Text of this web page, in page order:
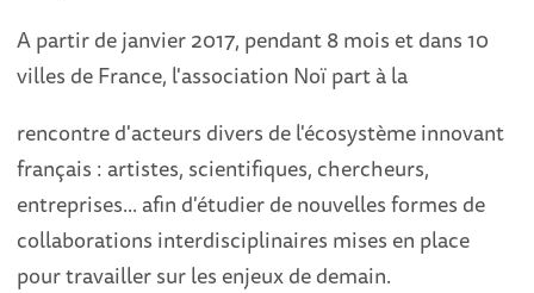
A partir de janvier 2017, pendant 8 mois et dans 10
villes de France, l'association Noï part à la
rencontre d'acteurs divers de l'écosystème innovant
français : artistes, scientifiques, chercheurs,
entreprises... afin d'étudier de nouvelles formes de
collaborations interdisciplinaires mises en place
pour travailler sur les enjeux de demain.